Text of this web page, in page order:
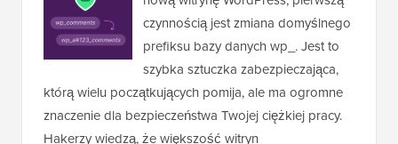
czynnością jest zmiana domyślnego
prefiksu bazy danych wp_. Jest to
szybka sztuczka zabezpieczająca,
którą wielu początkujących pomija, ale ma ogromne
znaczenie dla bezpieczeństwa Twojej ciężkiej pracy.
Hakerzy wiedzą, że większość witryn